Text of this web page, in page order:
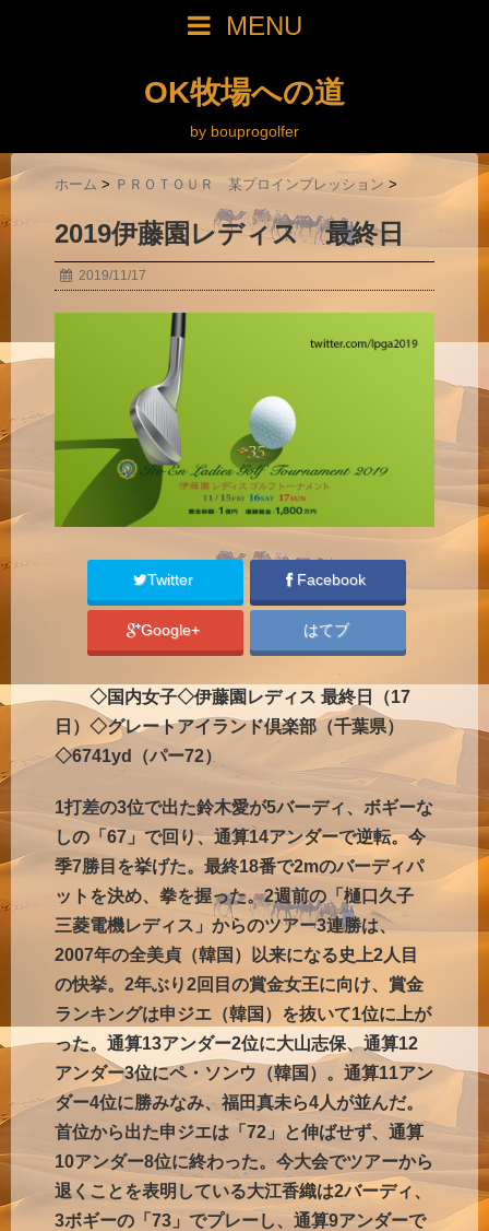
MENU
OK牧場への道
by bouprogolfer
ホーム > ＰＲＯＴＯＵＲ 某プロインプレッション >
2019伊藤園レディス 最終日
2019/11/17
Twitter Facebook
Google+ はてブ
◇国内女子◇伊藤園レディス 最終日（17
日）◇グレートアイランド倶楽部（千葉県）
◇6741yd（パー72）
1打差の3位で出た鈴木愛が5バーディ、ボギーな
しの「67」で回り、通算14アンダーで逆転。今
季7勝目を挙げた。最終18番で2mのバーディパ
ットを決め、拳を握った。2週前の「樋口久子
三菱電機レディス」からのツアー3連勝は、
2007年の全美貞（韓国）以来になる史上2人目
の快挙。2年ぶり2回目の賞金女王に向け、賞金
ランキングは申ジエ（韓国）を抜いて1位に上が
った。通算13アンダー2位に大山志保、通算12
アンダー3位にペ・ソンウ（韓国）。通算11アン
ダー4位に勝みなみ、福田真未ら4人が並んだ。
首位から出た申ジエは「72」と伸ばせず、通算
10アンダー8位に終わった。今大会でツアーから
退くことを表明している大江香織は2バーディ、
3ボギーの「73」でプレーし、通算9アンダーで